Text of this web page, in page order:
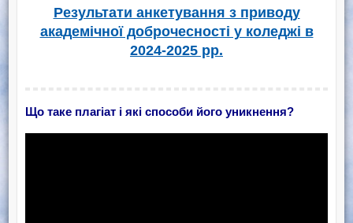
Результати анкетування з приводу
академічної доброчесності у коледжі в
2024-2025 рр.
Що таке плагіат і які способи його уникнення?